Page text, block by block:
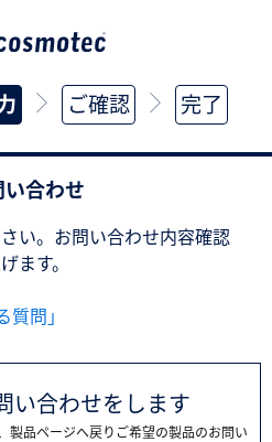
ご確認 完了
い合わせ
い。お問い合わせ内容確認
ます。
質問」
い合わせをします
製品ページへ戻りご希望の製品のお問い